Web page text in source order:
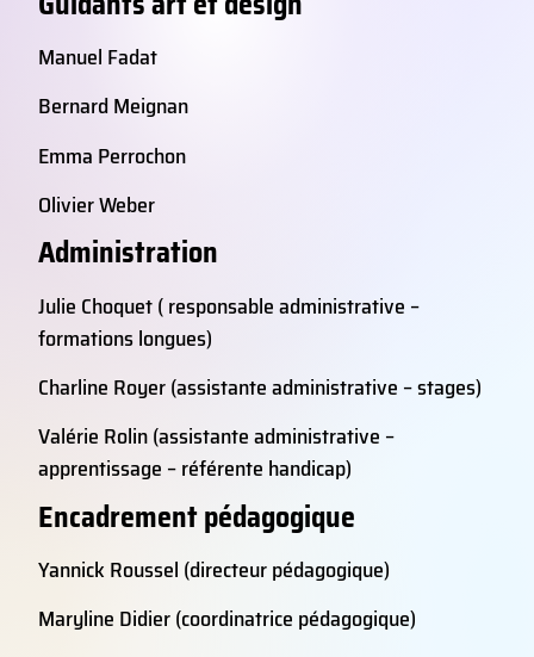
Manuel Fadat
Bernard Meignan
Emma Perrochon
Olivier Weber
Administration
Julie Choquet ( responsable administrative –
formations longues)
Charline Royer (assistante administrative – stages)
Valérie Rolin (assistante administrative –
apprentissage – référente handicap)
Encadrement pédagogique
Yannick Roussel (directeur pédagogique)
Maryline Didier (coordinatrice pédagogique)